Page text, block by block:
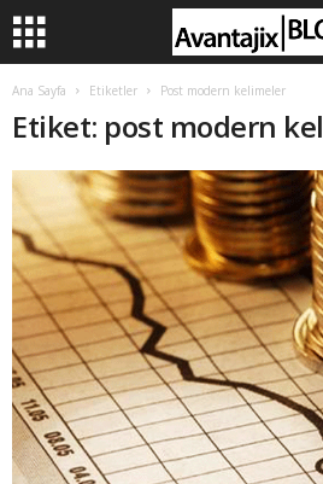
Ana Sayfa Etiketler Post modern kelimeler
Etiket: post modern